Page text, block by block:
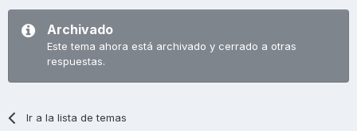
Archivado
Este tema ahora está archivado y cerrado a otras
respuestas.
Ir a la lista de temas